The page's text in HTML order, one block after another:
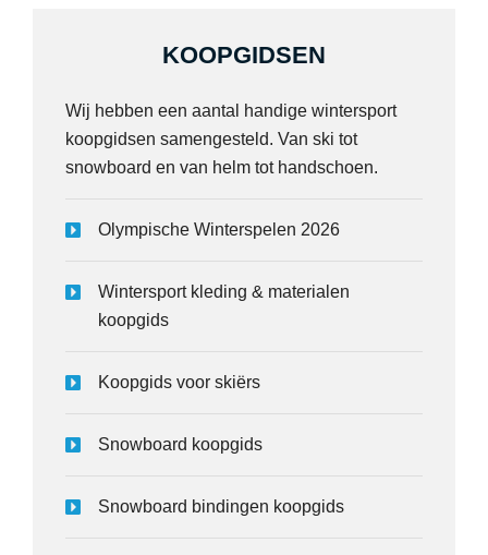
KOOPGIDSEN
Wij hebben een aantal handige wintersport
koopgidsen samengesteld. Van ski tot
snowboard en van helm tot handschoen.
Olympische Winterspelen 2026
Wintersport kleding & materialen
koopgids
Koopgids voor skiërs
Snowboard koopgids
Snowboard bindingen koopgids